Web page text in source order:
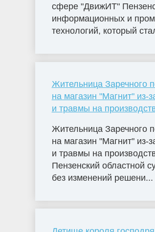
сфере "ДвижИТ"
информационных и
технологий, который
Жительница Заречного
на магазин "Магнит" из-
и травмы на
Жительница Заречного
на магазин "Магнит" из-
и травмы на
Пензенский областной
без изменений решени...